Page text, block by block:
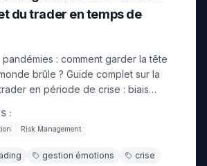
du trader en temps de
: comment garder la tête
brûle ? Guide complet sur la
en période de crise : biais
mentale.
:
Risk Management
gestion émotions
crise